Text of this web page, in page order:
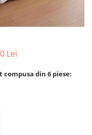
Lei
din 6 piese: